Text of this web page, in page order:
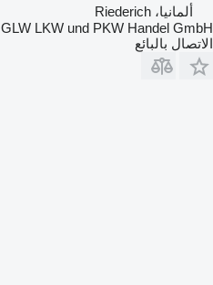
ألمانيا، Riederich
GLW LKW und PKW Handel GmbH
الاتصال بالبائع